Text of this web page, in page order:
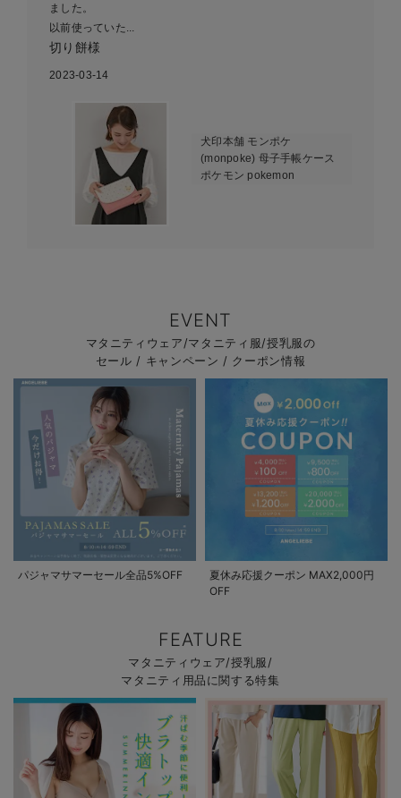
ました。
以前使っていた...
切り餅様
2023-03-14
犬印本舗 モンポケ
(monpoke) 母子手帳ケース
ポケモン pokemon
EVENT
マタニティウェア/マタニティ服/授乳服の
セール / キャンペーン / クーポン情報
パジャマサマーセール全品5%OFF
夏休み応援クーポン MAX2,000円
OFF
FEATURE
マタニティウェア/授乳服/
マタニティ用品に関する特集